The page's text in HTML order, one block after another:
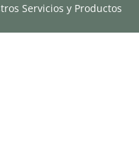
Servicios y Productos